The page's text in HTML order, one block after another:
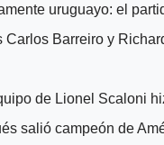
uruguayo: el
Barreiro y
de Lionel Scaloni
salió campeón de